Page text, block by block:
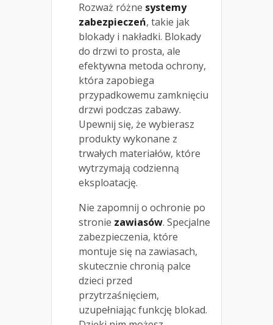
Rozważ różne systemy
zabezpieczeń, takie jak
blokady i nakładki. Blokady
do drzwi to prosta, ale
efektywna metoda ochrony,
która zapobiega
przypadkowemu zamknięciu
drzwi podczas zabawy.
Upewnij się, że wybierasz
produkty wykonane z
trwałych materiałów, które
wytrzymają codzienną
eksploatację.
Nie zapomnij o ochronie po
stronie zawiasów. Specjalne
zabezpieczenia, które
montuje się na zawiasach,
skutecznie chronią palce
dzieci przed
przytrzaśnięciem,
uzupełniając funkcję blokad.